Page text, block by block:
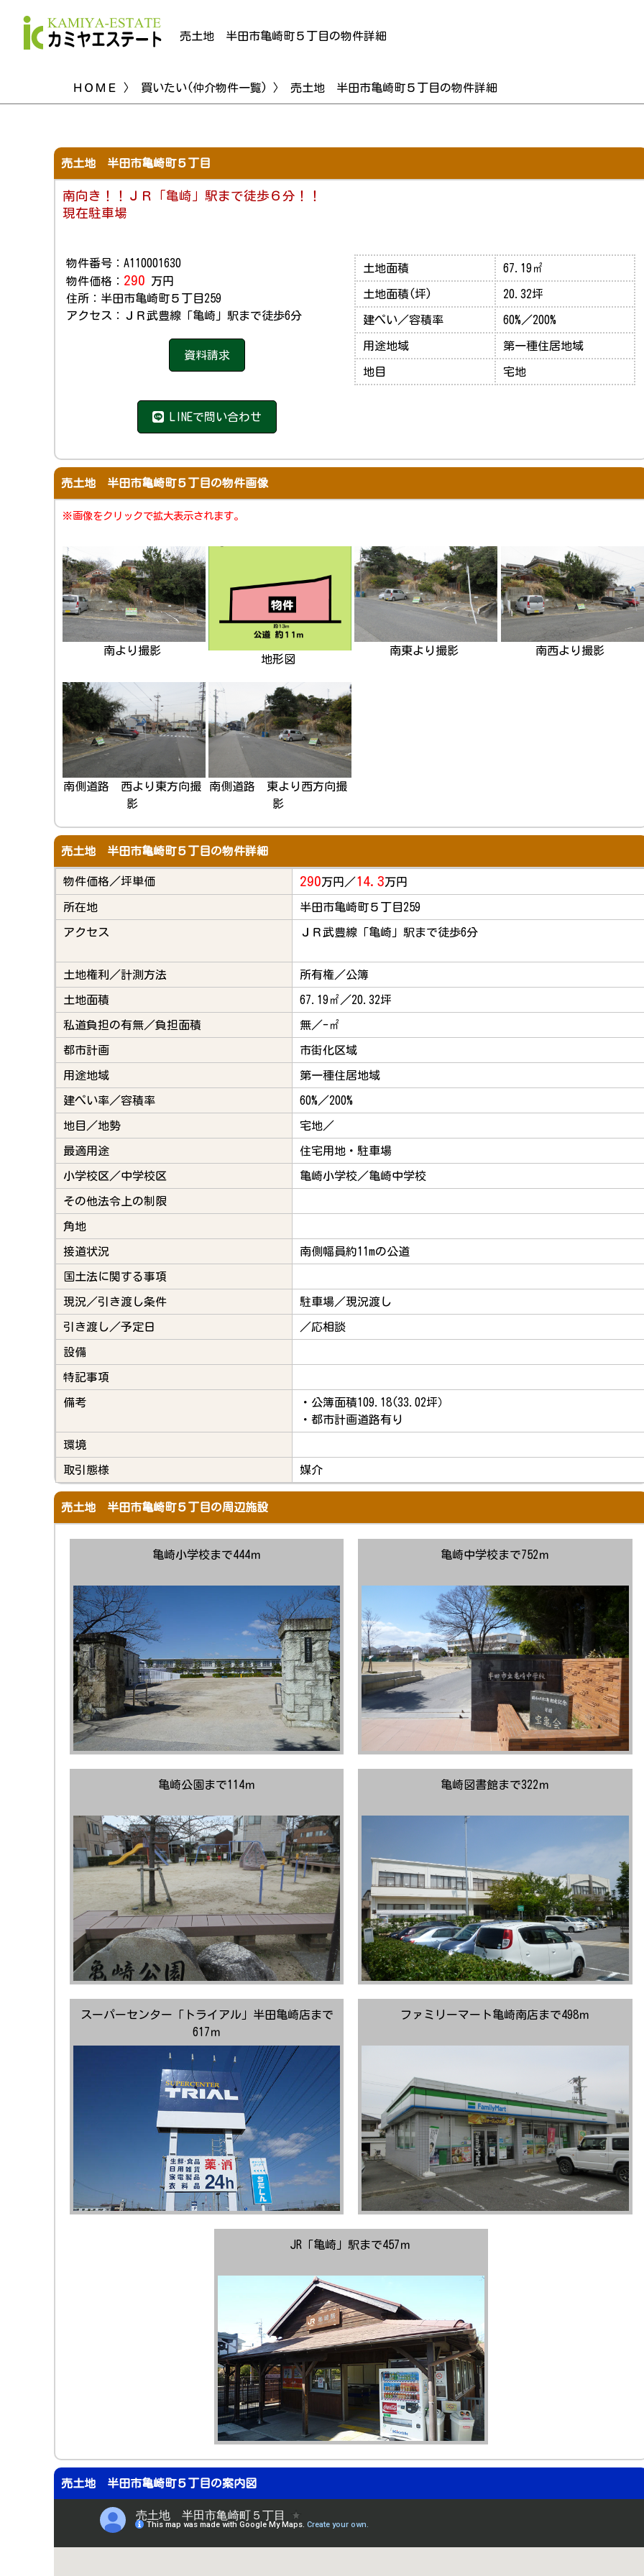
売土地 半田市亀崎町５丁目の物件詳細
ＨＯＭＥ 〉 買いたい(仲介物件一覧) 〉 売土地 半田市亀崎町５丁目の物件詳細
売土地 半田市亀崎町５丁目
南向き！！ＪＲ「亀崎」駅まで徒歩６分！！
現在駐車場
物件番号：A110001630
物件価格： 290 万円
住所：半田市亀崎町５丁目259
アクセス：ＪＲ武豊線「亀崎」駅まで徒歩6分
資料請求
LINEで問い合わせ
土地面積 67.19㎡
土地面積(坪) 20.32坪
建ぺい／容積率 60%／200%
用途地域 第一種住居地域
地目 宅地
売土地 半田市亀崎町５丁目の物件画像
※画像をクリックで拡大表示されます。
南より撮影
地形図
南東より撮影 南西より撮影
南側道路 西より東方向撮
影
南側道路 東より西方向撮
影
売土地 半田市亀崎町５丁目の物件詳細
物件価格／坪単価 290万円／14.3万円
所在地 半田市亀崎町５丁目259
アクセス ＪＲ武豊線「亀崎」駅まで徒歩6分
土地権利／計測方法 所有権／公簿
土地面積 67.19㎡／20.32坪
私道負担の有無／負担面積 無／-㎡
都市計画 市街化区域
用途地域 第一種住居地域
建ぺい率／容積率 60%／200%
地目／地勢 宅地／
最適用途 住宅用地・駐車場
小学校区／中学校区 亀崎小学校／亀崎中学校
その他法令上の制限
角地
接道状況 南側幅員約11mの公道
国土法に関する事項
現況／引き渡し条件 駐車場／現況渡し
引き渡し／予定日 ／応相談
設備
特記事項
備考
・公簿面積109.18(33.02坪）
・都市計画道路有り
環境
取引態様 媒介
売土地 半田市亀崎町５丁目の周辺施設
亀崎小学校まで444ｍ 亀崎中学校まで752ｍ
亀崎公園まで114ｍ 亀崎図書館まで322ｍ
スーパーセンター「トライアル」半田亀崎店まで
617ｍ
ファミリーマート亀崎南店まで498ｍ
JR「亀崎」駅まで457ｍ
売土地 半田市亀崎町５丁目の案内図